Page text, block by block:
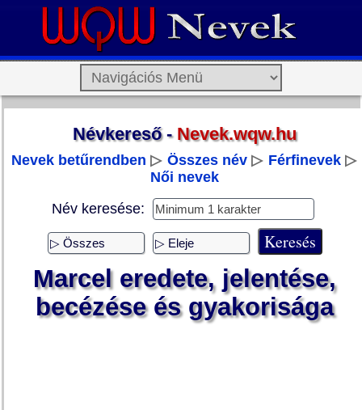
Névkereső - Nevek.wqw.hu
Nevek betűrendben ▷ Összes név ▷ Férfinevek ▷
Női nevek
Név keresése:
Marcel eredete, jelentése,
becézése és gyakorisága